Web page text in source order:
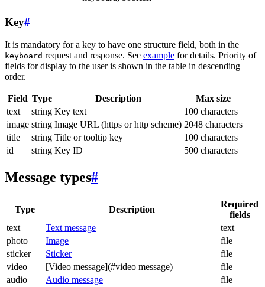
Key#
It is mandatory for a key to have one structure field, both in the
keyboard request and response. See example for details. Priority of
fields for display to the user is shown in the table in descending
order.
Field Type Description
Max size
text
string Key text
100 characters
image string Image URL (https or http scheme) 2048 characters
title
string Title or tooltip key
100 characters
id
string Key ID 500 characters
Message types#
Type Description
Required
fields
text
Text message
text
photo
Image
file
sticker
Sticker
file
video
[Video message](#video message)
file
audio
Audio message file